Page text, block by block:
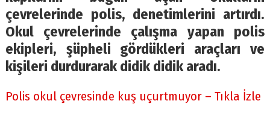
çevrelerinde polis, denetimlerini artırdı.
Okul çevrelerinde çalışma yapan polis
ekipleri, şüpheli gördükleri araçları ve
kişileri durdurarak didik didik aradı.
Polis okul çevresinde kuş uçurtmuyor – Tıkla İzle